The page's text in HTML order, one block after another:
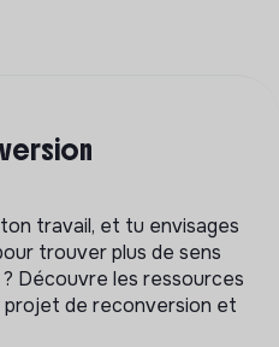
travail, et tu envisages
trouver plus de sens
Découvre les ressources
de reconversion et